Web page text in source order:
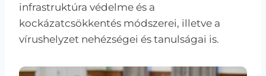
infrastruktúra védelme és a
kockázatcsökkentés módszerei, illetve a
vírushelyzet nehézségei és tanulságai is.